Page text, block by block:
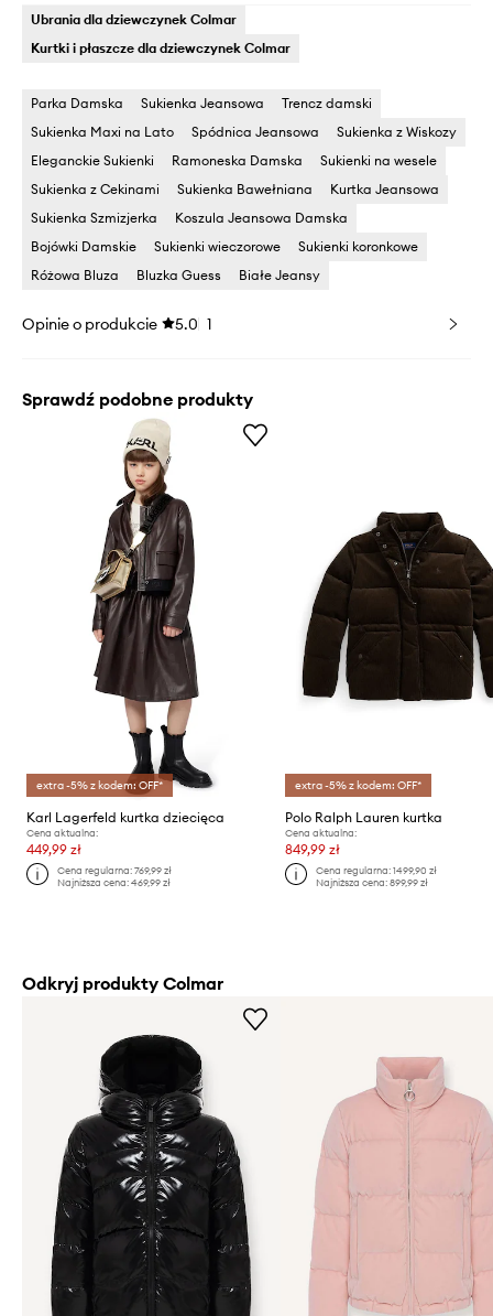
Ubrania dla dziewczynek Colmar
Kurtki i płaszcze dla dziewczynek Colmar
Parka Damska Sukienka Jeansowa
Trencz damski
Sukienka Maxi na Lato
Spódnica Jeansowa
Sukienka z Wiskozy
Eleganckie Sukienki
Ramoneska Damska
Sukienki na wesele
Sukienka z Cekinami
Sukienka Bawełniana
Kurtka Jeansowa
Sukienka Szmizjerka
Koszula Jeansowa Damska
Bojówki Damskie
Sukienki wieczorowe
Sukienki koronkowe
Różowa Bluza
Bluzka Guess Białe Jeansy
Opinie o produkcie 5.0 1
Sprawdź podobne produkty
extra -5% z kodem: OFF*
Karl Lagerfeld kurtka dziecięca
Cena aktualna:
449,99 zł
Cena regularna:769,99 zł
Najniższa cena:469,99 zł
extra -5% z kodem: OFF*
Polo Ralph Lauren kurtka
Cena aktualna:
849,99 zł
Cena regularna: 1499,90 zł
Najniższa cena: 899,99 zł
Odkryj produkty Colmar